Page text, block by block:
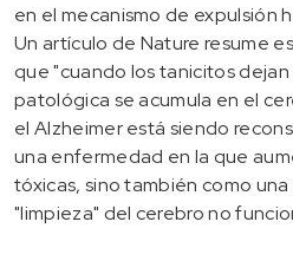
en el mecanismo de expulsión
Un artículo de Nature resume
que "cuando los tanicitos
patológica se acumula en el
el Alzheimer está siendo
una enfermedad en la que
tóxicas, sino también como
"limpieza" del cerebro no